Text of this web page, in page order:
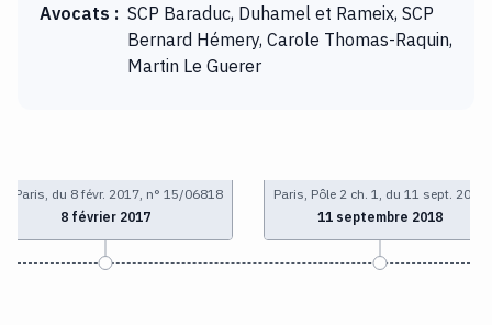
Avocats : SCP Baraduc, Duhamel et Rameix, SCP
Bernard Hémery, Carole Thomas-Raquin,
Martin Le Guerer
Paris, du 8 févr. 2017, n° 15/06818
8 février 2017
Paris, Pôle 2 ch. 1, du 11 sept. 2018
11 septembre 2018